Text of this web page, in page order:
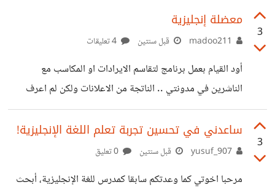
3
معضلة إنجليزية
قبل سنتين
أود القيام بعمل برنامج لتقاسم الايرادات او المكاسب مع
الناشرين في مدونتي .. الناتجة من الاعلانات ولكن لم اعرف
كيف اترجم بشكل صحيح الجملة المناسبة فبرأيكم أيهما أصح
وأنسب لهذه الحالة من العبارات الآتية : - Profit sharing
program - Revenue sharing program
3
ساعدني في تحسين تجربة تعلم اللغة الإنجليزية!
قبل سنتين
مرحبا اخوتي كما وعدتكم سابقا كمدرس للغة الإنجليزية، أبحث